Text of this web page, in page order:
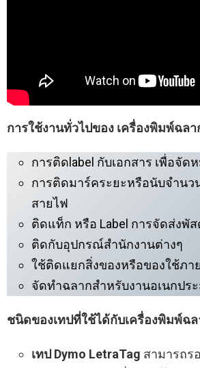
การใช้งานทั่วไปของ เครื่องพิมพ์ฉลา
การติดlabel กับเอกสาร เพื่อจั
การติดมาร์คระยะหรือนับจำนว
สายไฟ
ติดแท็ก หรือ Label การจัดส่งพัส
ติดกับอุปกรณ์สำนักงานต่างๆ
ใช้ติดแยกสิ่งของหรือของใช้ภา
จัดทำฉลากสำหรับงานอเนกปร
ชนิดของเทปที่ใช้ได้กับเครื่องพิมพ์ฉล
เทป Dymo LetraTag สามารถร